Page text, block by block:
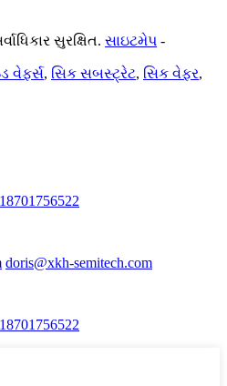
સુરક્ષિત. સાઇટમેપ -
વેફર્સ, સિક સબસ્ટ્રેટ, સિક વેફર,
doris@xkh-semitech.com